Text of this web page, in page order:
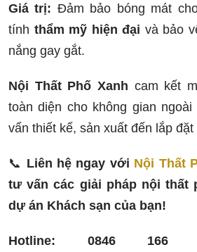
Giá trị: Đảm bảo bóng mát
tính thẩm mỹ hiện đại và bảo
nắng gay gắt.
Nội Thất Phố Xanh cam kết
toàn diện cho không gian
vấn thiết kế, sản xuất đến lắp
📞 Liên hệ ngay với Nội Thất
tư vấn các giải pháp nội thất
dự án Khách sạn của bạn!
Hotline: 0846 166